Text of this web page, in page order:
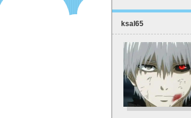
ksal65